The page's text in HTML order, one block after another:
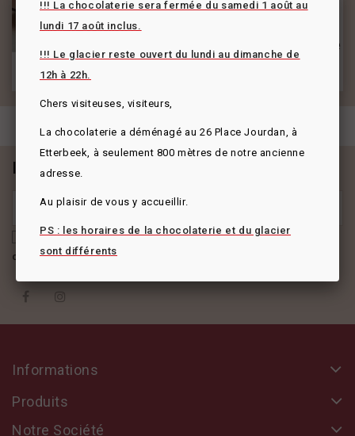
Ceci n'est pas une frite
Inscrivez-vous à notre newsletter
J'accepte les conditions générales et la politique de
confidentialité
Informations
Produits
Notre Société
!!! La chocolaterie sera fermée du samedi 1 août au
lundi 17 août inclus.
!!! Le glacier reste ouvert du lundi au dimanche de
12h à 22h.
Chers visiteuses, visiteurs,
La chocolaterie a déménagé au 26 Place Jourdan, à
Etterbeek, à seulement 800 mètres de notre ancienne
adresse.
Au plaisir de vous y accueillir.
PS : les horaires de la chocolaterie et du glacier
sont différents